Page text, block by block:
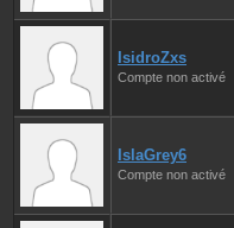
IsidroZxs
Compte non activé
IslaGrey6
Compte non activé